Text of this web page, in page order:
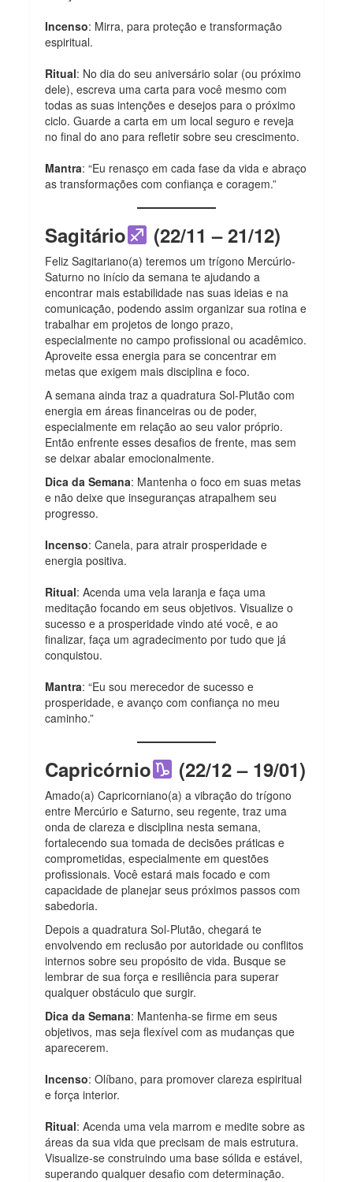
Incenso: Mirra, para proteção e transformação
espiritual.
Ritual: No dia do seu aniversário solar (ou próximo
dele), escreva uma carta para você mesmo com
todas as suas intenções e desejos para o próximo
ciclo. Guarde a carta em um local seguro e reveja
no final do ano para refletir sobre seu crescimento.
Mantra: “Eu renasço em cada fase da vida e abraço
as transformações com confiança e coragem.”
Sagitário (22/11 – 21/12)
Feliz Sagitariano(a) teremos um trígono Mercúrio-
Saturno no início da semana te ajudando a
encontrar mais estabilidade nas suas ideias e na
comunicação, podendo assim organizar sua rotina e
trabalhar em projetos de longo prazo,
especialmente no campo profissional ou acadêmico.
Aproveite essa energia para se concentrar em
metas que exigem mais disciplina e foco.
A semana ainda traz a quadratura Sol-Plutão com
energia em áreas financeiras ou de poder,
especialmente em relação ao seu valor próprio.
Então enfrente esses desafios de frente, mas sem
se deixar abalar emocionalmente.
Dica da Semana: Mantenha o foco em suas metas
e não deixe que inseguranças atrapalhem seu
progresso.
Incenso: Canela, para atrair prosperidade e
energia positiva.
Ritual: Acenda uma vela laranja e faça uma
meditação focando em seus objetivos. Visualize o
sucesso e a prosperidade vindo até você, e ao
finalizar, faça um agradecimento por tudo que já
conquistou.
Mantra: “Eu sou merecedor de sucesso e
prosperidade, e avanço com confiança no meu
caminho.”
Capricórnio (22/12 – 19/01)
Amado(a) Capricorniano(a) a vibração do trígono
entre Mercúrio e Saturno, seu regente, traz uma
onda de clareza e disciplina nesta semana,
fortalecendo sua tomada de decisões práticas e
comprometidas, especialmente em questões
profissionais. Você estará mais focado e com
capacidade de planejar seus próximos passos com
sabedoria.
Depois a quadratura Sol-Plutão, chegará te
envolvendo em reclusão por autoridade ou conflitos
internos sobre seu propósito de vida. Busque se
lembrar de sua força e resiliência para superar
qualquer obstáculo que surgir.
Dica da Semana: Mantenha-se firme em seus
objetivos, mas seja flexível com as mudanças que
aparecerem.
Incenso: Olíbano, para promover clareza espiritual
e força interior.
Ritual: Acenda uma vela marrom e medite sobre as
áreas da sua vida que precisam de mais estrutura.
Visualize-se construindo uma base sólida e estável,
superando qualquer desafio com determinação.